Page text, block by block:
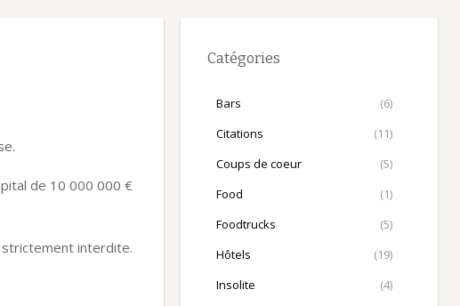
de 10 000 000 €
interdite.
Catégories
Bars
(6)
Citations
(11)
Coups de coeur
(5)
Food
(1)
Foodtrucks
(5)
Hôtels
(19)
Insolite
(4)